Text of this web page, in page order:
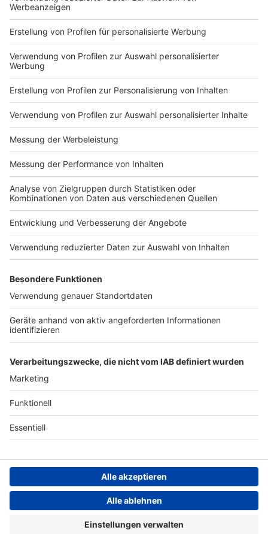
Markiere sie hierfür mit einem
Impressum
Nutzungsbedingungen
Jobs
Presse
Werben
Archiv
ANTENNE BAYERN GROUP
Stiftung ANTENNE BAYERN
hilft
Teilnahmebedingungen
Grounding Page ANTENNE
BAYERN
Kontakt
Studio-Hotline
Verkehrs-Hotline
Datenschutz­erklärung
einstellungen
Persönliche Datenkontrolle
Newsletter
ANTENNE BAYERN Live